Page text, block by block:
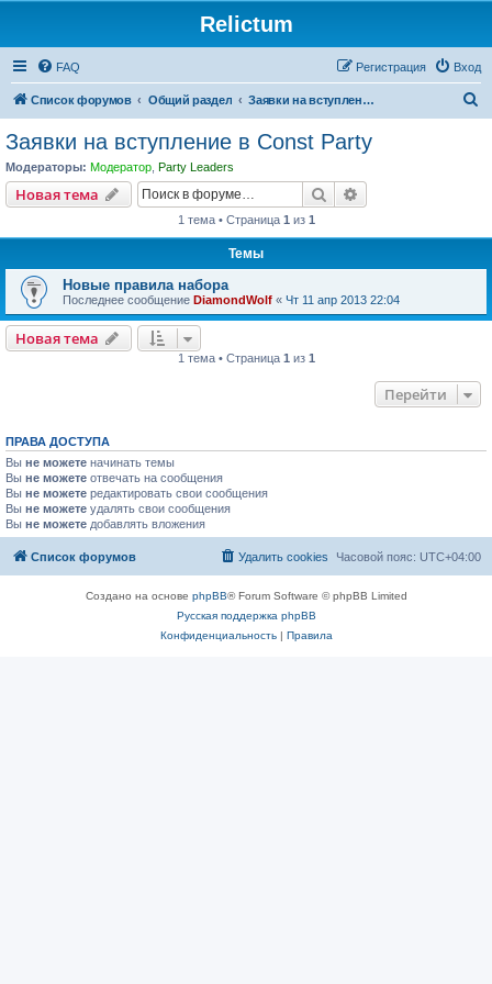
Relictum
FAQ Вход
Регистрация
Список форумов Общий раздел Заявки на вступление в Const Party
Заявки на вступление в Const Party
Модераторы: Модератор Party Leaders
Новая тема Поиск
1 тема • Страница 1 из 1
Темы
Новые правила набора
Последнее сообщение DiamondWolf « Чт 11 апр 2013 22:04
Новая тема
1 тема • Страница 1 из 1
Перейти
ПРАВА ДОСТУПА
Вы не можете начинать темы
Вы не можете отвечать на сообщения
Вы не можете редактировать свои сообщения
Вы не можете удалять свои сообщения
Вы не можете добавлять вложения
Список форумов Часовой пояс: UTC+04:00
Удалить cookies
Создано на основе phpBB® Forum Software © phpBB Limited
Русская поддержка phpBB
Конфиденциальность| Правила